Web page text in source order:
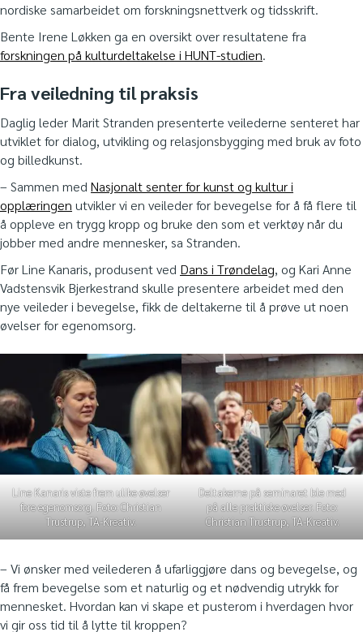
nordiske samarbeidet om forskningsnettverk og tidsskrift.
Bente Irene Løkken ga en oversikt over resultatene fra
forskningen på kulturdeltakelse i HUNT-studien.
Fra veiledning til praksis
Daglig leder Marit Stranden presenterte veilederne senteret har
utviklet for dialog, utvikling og relasjonsbygging med bruk av foto
og billedkunst.
– Sammen med Nasjonalt senter for kunst og kultur i
opplæringen utvikler vi en veileder for bevegelse for å få flere til
å oppleve en trygg kropp og bruke den som et verktøy når du
jobber med andre mennesker, sa Stranden.
Før Line Kanaris, produsent ved Dans i Trøndelag, og Kari Anne
Vadstensvik Bjerkestrand skulle presentere arbeidet med den
nye veileder i bevegelse, fikk de deltakerne til å prøve ut noen
øvelser for egenomsorg.
Line Kanaris viste frem ulike øvelser
fore egenomsorg. Foto: Christian
Trustrup, TA-Kreativ.
Deltakerne på seminaret ble med
på alle praktiske øvelser. Foto:
Christian Trustrup, TA-Kreativ.
– Vi ønsker med veilederen å ufarliggjøre dans og bevegelse, og
få frem bevegelse som et naturlig og et nødvendig utrykk for
mennesket. Hvordan kan vi skape et pusterom i hverdagen hvor
vi gir oss tid til å lytte til kroppen?